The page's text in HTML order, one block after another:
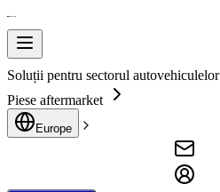
Soluții pentru sectorul autovehiculelor
Piese aftermarket
Europe